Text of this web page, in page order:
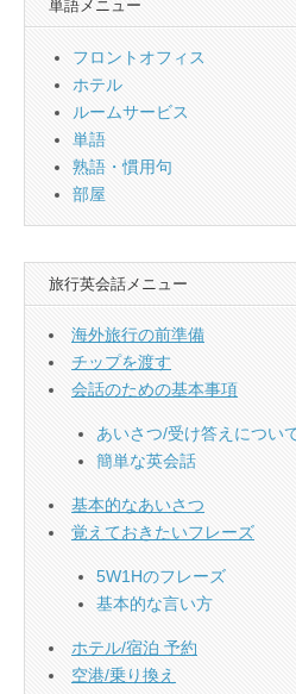
単語メニュー
フロントオフィス
ホテル
ルームサービス
単語
熟語・慣用句
部屋
旅行英会話メニュー
海外旅行の前準備
チップを渡す
会話のための基本事項
あいさつ/受け答えについ
簡単な英会話
基本的なあいさつ
覚えておきたいフレーズ
5W1Hのフレーズ
基本的な言い方
ホテル/宿泊 予約
空港/乗り換え